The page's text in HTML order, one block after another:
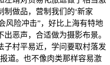
做品，营制我们的‘新家
风险冲击”，好比上海有特地
恶声，合适做为摄影布景。
子村平易近，学问要取村落发
道。也不像肉类那样容易激